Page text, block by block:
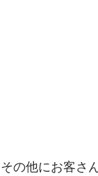
その他にお客さ